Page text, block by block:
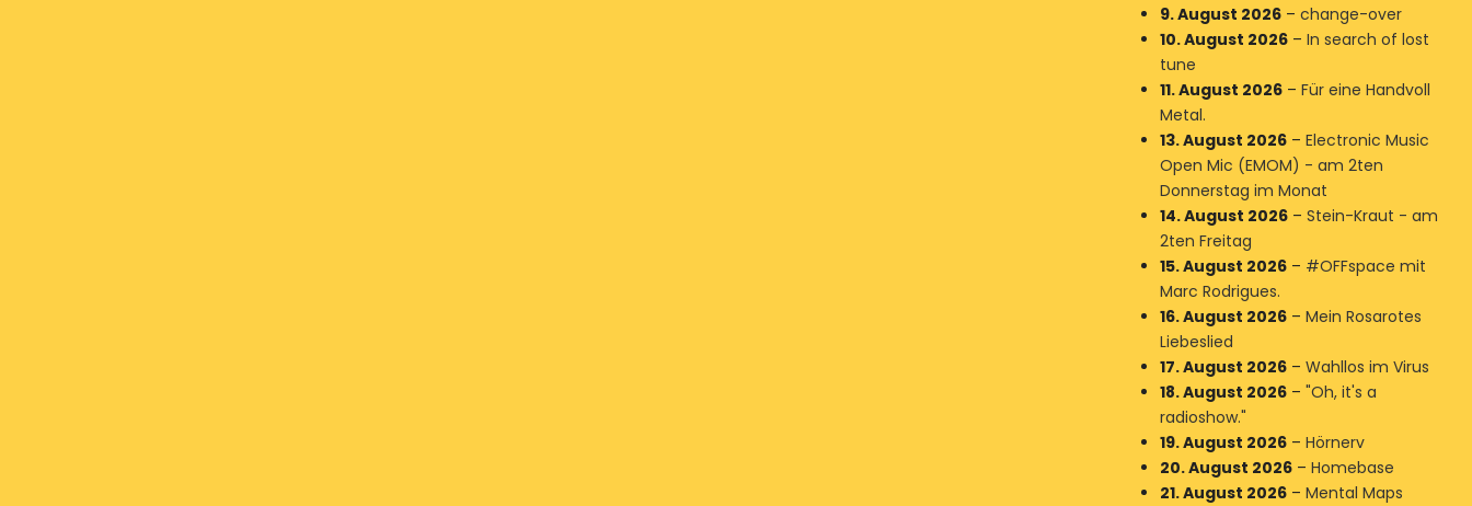
9. August 2026– change-over
10. August 2026– In search of lost
tune
11. August 2026– Für eine Handvoll
Metal.
13. August 2026– Electronic Music
Open Mic (EMOM) - am 2ten
Donnerstag im Monat
14. August 2026– Stein-Kraut - am
2ten Freitag
15. August 2026– #OFFspace mit
Marc Rodrigues.
16. August 2026– Mein Rosarotes
Liebeslied
17. August 2026– Wahllos im Virus
18. August 2026– "Oh, it's a
radioshow."
19. August 2026– Hörnerv
20. August 2026– Homebase
21. August 2026– Mental Maps